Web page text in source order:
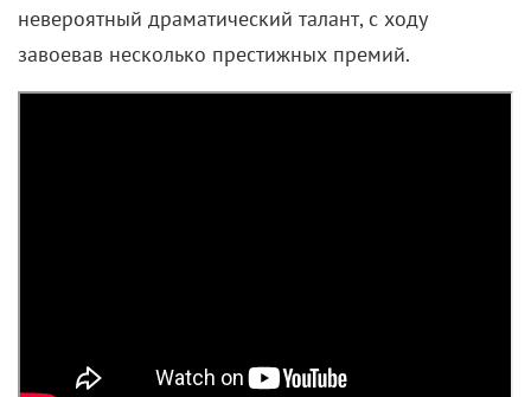
невероятный драматический талант, с ходу
завоевав несколько престижных премий.